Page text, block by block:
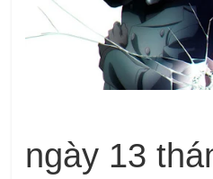
ngày 13